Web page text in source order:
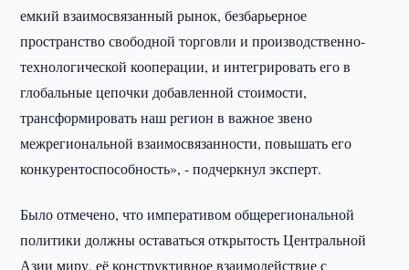
емкий взаимосвязанный рынок, безбарьерное
пространство свободной торговли и производственно-
технологической кооперации, и интегрировать его в
глобальные цепочки добавленной стоимости,
трансформировать наш регион в важное звено
межрегиональной взаимосвязанности, повышать его
конкурентоспособность», - подчеркнул эксперт.
Было отмечено, что императивом общерегиональной
политики должны оставаться открытость Центральной
Азии миру, её конструктивное взаимодействие с